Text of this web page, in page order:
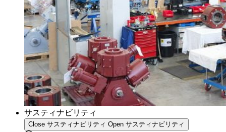
サスティナビリティ
Close サスティナビリティ Open サスティナビリティ